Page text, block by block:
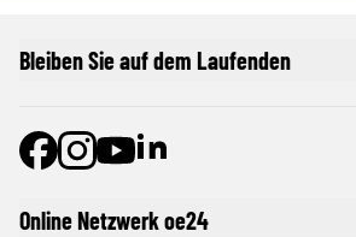
Online Netzwerk oe24
Bleiben Sie auf dem Laufenden